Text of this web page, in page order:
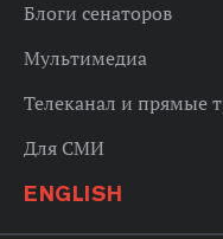
Блоги сенаторов
Мультимедиа
Телеканал и прямые
Для СМИ
ENGLISH